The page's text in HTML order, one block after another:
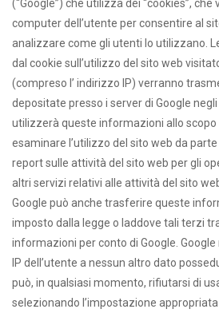
(“Google”) che utilizza dei “cookies”,
computer dell’utente per consentire al
analizzare come gli utenti lo utilizzano.
dal cookie sull’utilizzo del sito web
(compreso l’ indirizzo IP) verranno
depositate presso i server di Google
utilizzerà queste informazioni allo scopo
esaminare l’utilizzo del sito web da
report sulle attività del sito web per gli
altri servizi relativi alle attività del sito
Google può anche trasferire queste
imposto dalla legge o laddove tali terzi
informazioni per conto di Google.
IP dell’utente a nessun altro dato
può, in qualsiasi momento, rifiutarsi di
selezionando l’impostazione